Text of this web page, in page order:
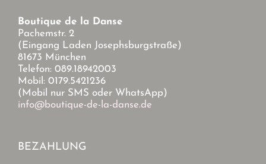
Boutique de la Danse
Pachemstr. 2
(Eingang Laden Josephsburgstraße)
81673 München
Telefon: 089.18942003
Mobil: 0179.5421236
(Mobil nur SMS oder WhatsApp)
info@boutique-de-la-danse.de
BEZAHLUNG